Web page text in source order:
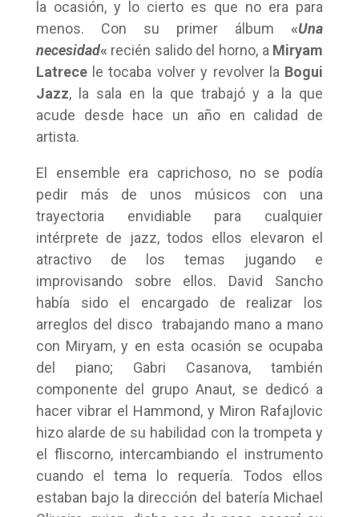
la ocasión, y lo cierto es que no era para
menos. Con su primer álbum«Una
necesidad« recién salido del horno, a Miryam
Latrece le tocaba volver y revolver la Bogui
Jazz, la sala en la que trabajó y a la que
acude desde hace un año en calidad de
artista.
El ensemble era caprichoso, no se podía
pedir más de unos músicos con una
trayectoria envidiable para cualquier
intérprete de jazz, todos ellos elevaron el
atractivo de los temas jugando e
improvisando sobre ellos. David Sancho
había sido el encargado de realizar los
arreglos del disco trabajando mano a mano
con Miryam, y en esta ocasión se ocupaba
del piano; Gabri Casanova, también
componente del grupo Anaut, se dedicó a
hacer vibrar el Hammond, y Miron Rafajlovic
hizo alarde de su habilidad con la trompeta y
el fliscorno, intercambiando el instrumento
cuando el tema lo requería. Todos ellos
estaban bajo la dirección del batería Michael